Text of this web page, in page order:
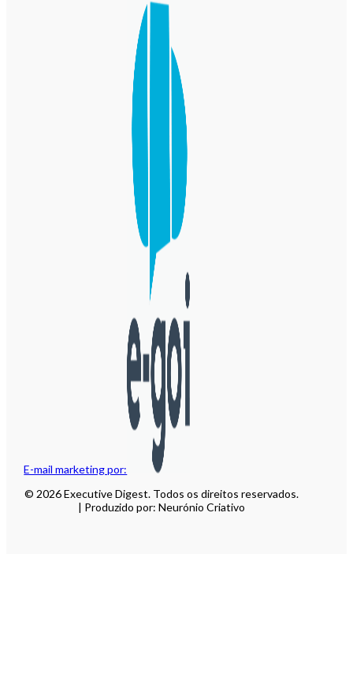
E-mail marketing por:
© 2026 Executive Digest. Todos os direitos reservados.
| Produzido por: Neurónio Criativo